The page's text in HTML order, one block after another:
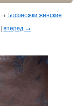
Босоножки женские
| вперед →